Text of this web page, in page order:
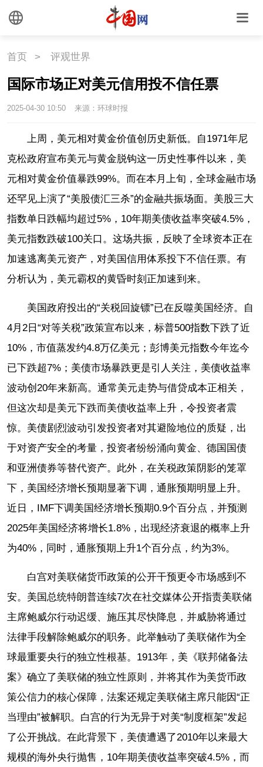
首页 > 评观世界
国际市场正对美元信用投不信任票
2025-04-30 10:50 来源：环球时报
上周，美元相对黄金价值创历史新低。自1971年尼
克松政府宣布美元与黄金脱钩这一历史性事件以来，美
元相对黄金价值暴跌99%。而在本月上旬，全球金融市场
还罕见上演了“美股债汇三杀”的金融共振场面。美股三大
指数单日跌幅均超过5%，10年期美债收益率突破4.5%，
美元指数跌破100关口。这场共振，反映了全球资本正在
加速逃离美元资产，对美国信用体系投下不信任票。有
分析认为，美元霸权的黄昏时刻正加速到来。
美国政府投出的“关税回旋镖”已在反噬美国经济。自
4月2日“对等关税”政策宣布以来，标普500指数下跌了近
10%，市值蒸发约4.8万亿美元；彭博美元指数今年迄今
已下跌超7%；美债市场暴跌更是引人关注，美债收益率
波动创20年来新高。通常美元走势与借贷成本正相关，
但这次却是美元下跌而美债收益率上升，令投资者震
惊。美债剧烈波动引发投资者对其避险地位的质疑，出
于对资产安全的考量，投资者纷纷涌向黄金、德国国债
和亚洲债券等替代资产。此外，在关税政策阴影的笼罩
下，美国经济增长预期显著下调，通胀预期明显上升。
近日，IMF下调美国经济增长预期0.9个百分点，并预测
2025年美国经济将增长1.8%，出现经济衰退的概率上升
为40%，同时，通胀预期上升1个百分点，约为3%。
白宫对美联储货币政策的公开干预更令市场感到不
安。美国总统特朗普连续7次在社交媒体公开指责美联储
主席鲍威尔行动迟缓、施压其尽快降息，并威胁将通过
法律手段解除鲍威尔的职务。此举触动了美联储作为全
球最重要央行的独立性根基。1913年，美《联邦储备法
案》确立了美联储的独立性原则，并将其作为美货币政
策公信力的核心保障，法案还规定美联储主席只能因“正
当理由”被解职。白宫的行为无异于对美“制度框架”发起
了公开挑战。在此背景下，美债遭遇了2010年以来最大
规模的海外央行抛售，10年期美债收益率突破4.5%，而